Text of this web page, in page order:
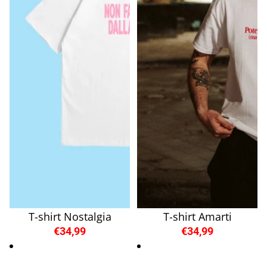
T-shirt Nostalgia
€34,99
T-shirt Amarti
€34,99